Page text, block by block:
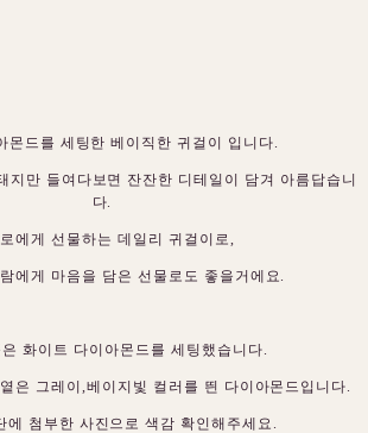
몬드를 세팅한 베이직한 귀걸이 입니다.
지만 들여다보면 잔잔한 디테일이 담겨 아름답습니
다.
에게 선물하는 데일리 귀걸이로,
에게 마음을 담은 선물로도 좋을거에요.
은 화이트 다이아몬드를 세팅했습니다.
은 그레이,베이지빛 컬러를 띈 다이아몬드입니다.
에 첨부한 사진으로 색감 확인해주세요.